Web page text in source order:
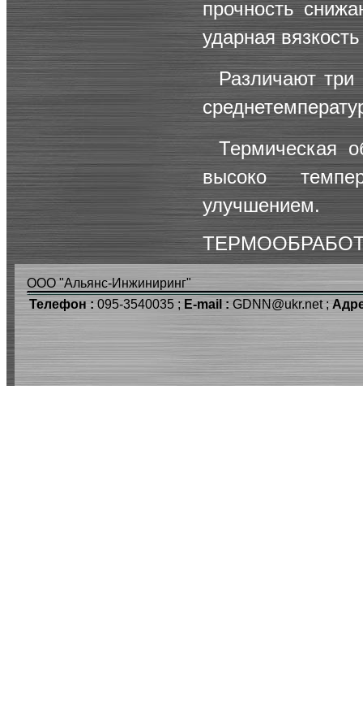
прочность
ударная
Различают три
Термическая
высоко
улучшением.
ООО "Альянс-Инжиниринг"
Телефон : 095-3540035 ; E-mail : GDNN@ukr.net ;